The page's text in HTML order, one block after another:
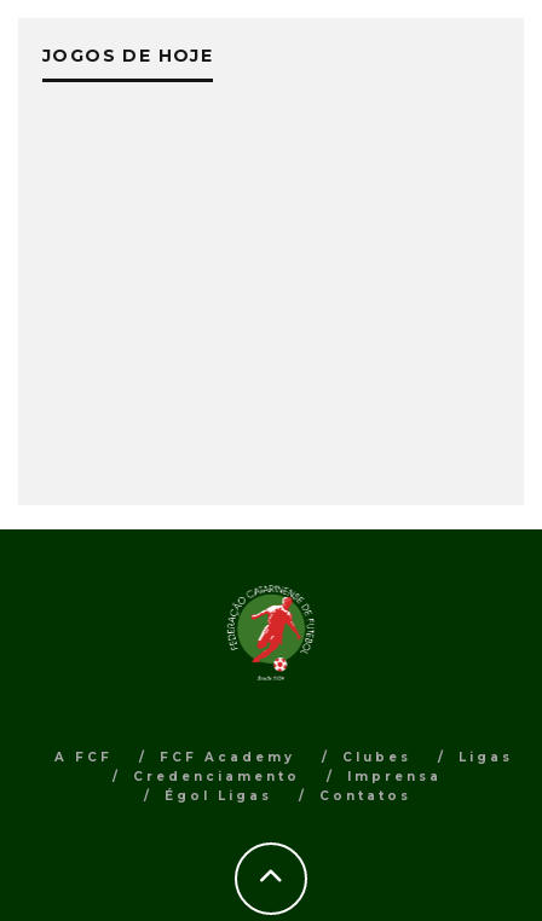
JOGOS DE HOJE
A FCF FCF Academy Clubes
Ligas
Credenciamento
Imprensa
Égol Ligas
Contatos